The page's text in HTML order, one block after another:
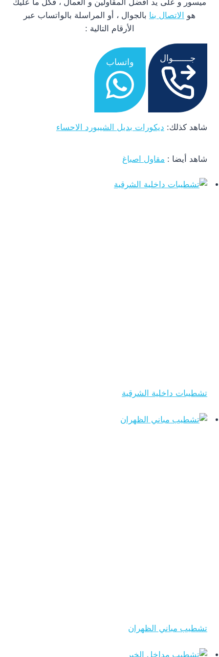
ميسور و على يد افضل المقاولين و العمال ، فكل ما عليك
هو
الاتصال بنا بالجوال ، أو المراسلة بالواتساب عبر
الأرقام التالية :
جـــــــوال واتساب
شاهد كذلك: ديكورات بديل الشيبورد الاحساء
شاهد أيضا : مقاول اصباغ
تشطيبات داخلية الشرقية
تشطيب مباني الظهران